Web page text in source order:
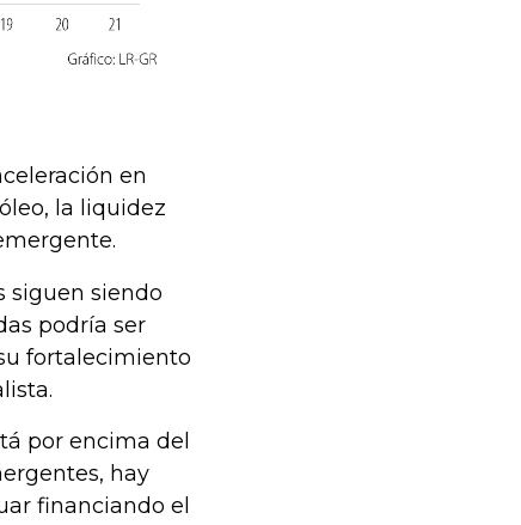
en
la liquidez
siguen siendo
podría ser
fortalecimiento
por encima del
hay
financiando el